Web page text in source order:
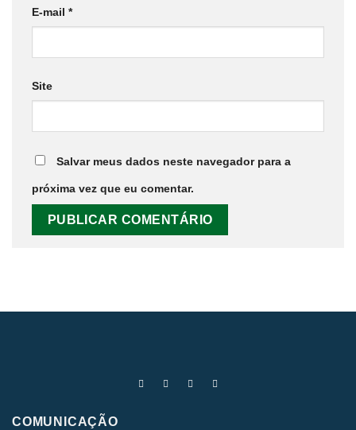
E-mail *
Site
Salvar meus dados neste navegador para a
próxima vez que eu comentar.
COMUNICAÇÃO